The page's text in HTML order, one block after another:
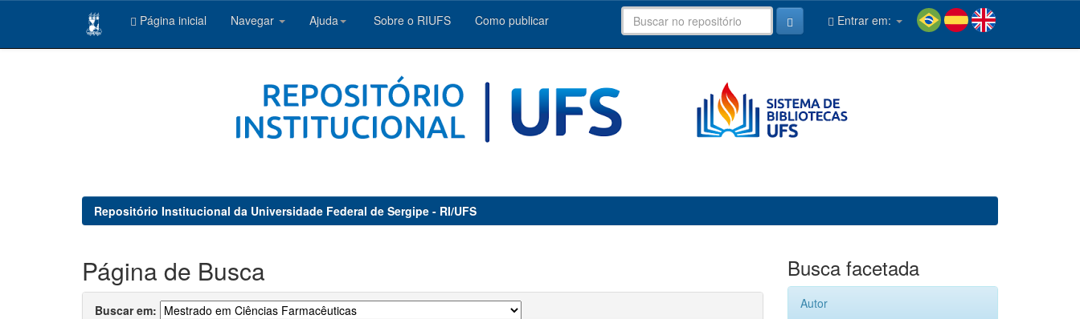
Página inicial Navegar Ajuda Sobre o RIUFS Como publicar Entrar em:
Repositório Institucional da Universidade Federal de Sergipe - RI/UFS
Página de Busca
Buscar em:
Busca facetada
Autor